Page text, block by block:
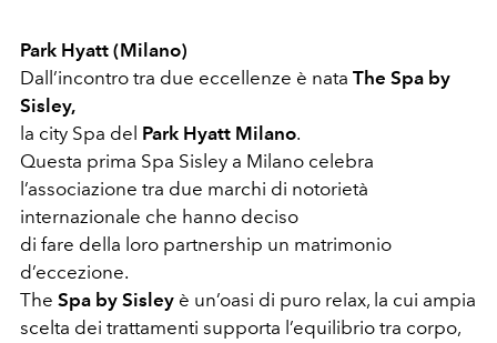
Park Hyatt (Milano)
Dall’incontro tra due eccellenze è nata The Spa by
Sisley,
la city Spa del Park Hyatt Milano.
Questa prima Spa Sisley a Milano celebra
l’associazione tra due marchi di notorietà
internazionale che hanno deciso
di fare della loro partnership un matrimonio
d’eccezione.
The Spa by Sisley è un’oasi di puro relax, la cui ampia
scelta dei trattamenti supporta l’equilibrio tra corpo,